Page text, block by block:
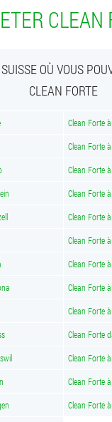
CLEAN
OÙ VOUS
CLEAN FORTE
Clean Forte
Clean Forte
Clean Forte
Clean Forte
Clean Forte
Clean Forte
Clean Forte
Clean Forte
Clean Forte
Clean Forte
Clean Forte
Clean Forte
Clean Forte